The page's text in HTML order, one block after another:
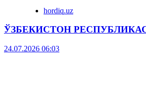
hordiq.uz
ЎЗБЕКИСТОН
24.07.2026 06:03